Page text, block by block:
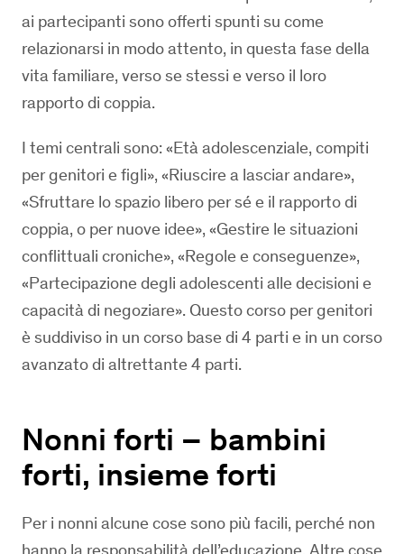
ai partecipanti sono offerti spunti su come
relazionarsi in modo attento, in questa fase della
vita familiare, verso se stessi e verso il loro
rapporto di coppia.
I temi centrali sono: «Età adolescenziale, compiti
per genitori e figli», «Riuscire a lasciar andare»,
«Sfruttare lo spazio libero per sé e il rapporto di
coppia, o per nuove idee», «Gestire le situazioni
conflittuali croniche», «Regole e conseguenze»,
«Partecipazione degli adolescenti alle decisioni e
capacità di negoziare». Questo corso per genitori
è suddiviso in un corso base di 4 parti e in un corso
avanzato di altrettante 4 parti.
Nonni forti – bambini
forti, insieme forti
Per i nonni alcune cose sono più facili, perché non